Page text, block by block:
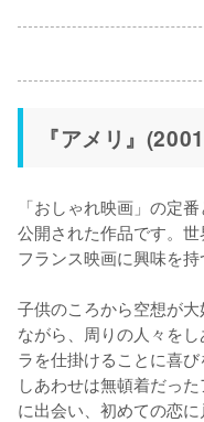
『アメリ』
「おしゃれ映画」の定
公開された作品です。
フランス映画に興味を持
子供のころから空想が
ながら、周りの人々を
ラを仕掛けることに喜
しあわせは無頓着だっ
に出会い、初めての恋に